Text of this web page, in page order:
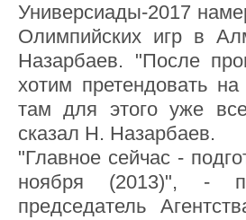
Универсиады-2017
Олимпийских игр в
Назарбаев. "После
хотим претендовать
там для этого уже
сказал Н. Назарбаев.
"Главное сейчас -
ноября (2013)", -
председатель